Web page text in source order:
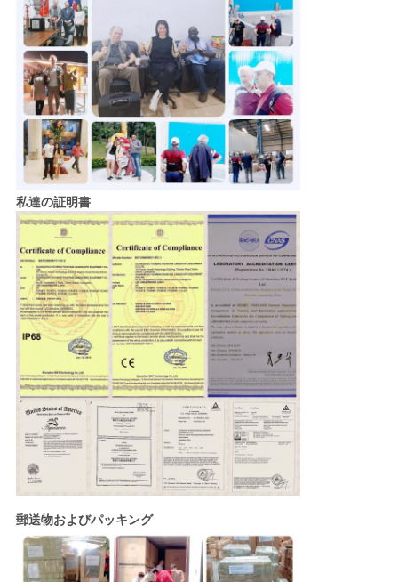
私達の証明書
郵送物およびパッキング